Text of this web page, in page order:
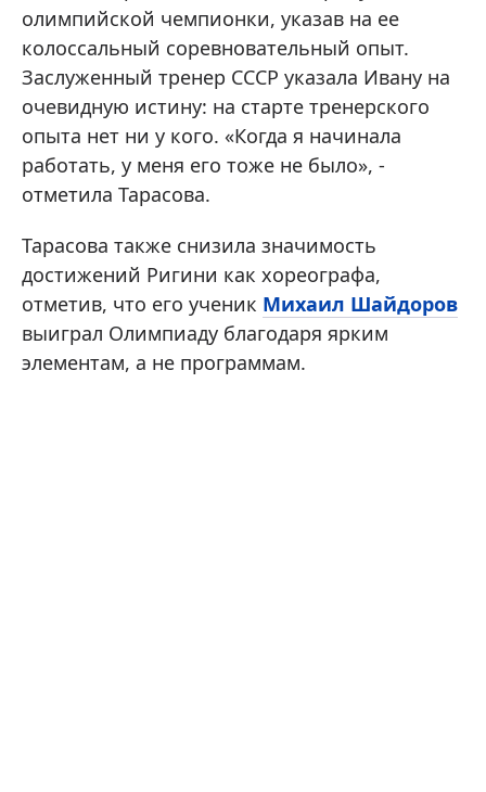
олимпийской чемпионки, указав на ее
колоссальный соревновательный опыт.
Заслуженный тренер СССР указала Ивану на
очевидную истину: на старте тренерского
опыта нет ни у кого. «Когда я начинала
работать, у меня его тоже не было», -
отметила Тарасова.
Тарасова также снизила значимость
достижений Ригини как хореографа,
отметив, что его ученик Михаил Шайдоров
выиграл Олимпиаду благодаря ярким
элементам, а не программам.